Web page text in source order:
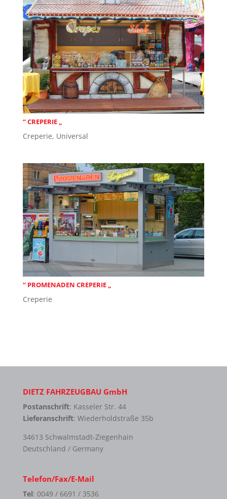
“ CREPERIE „
Creperie, Universal
“ PROMENADEN CREPERIE „
Creperie
DIETZ FAHRZEUGBAU GmbH
Postanschrift: Kasseler Str. 44
Lieferanschrift: Wiederholdstraße 35b
34613 Schwalmstadt-Ziegenhain
Deutschland / Germany
Telefon/Fax/E-Mail
Tel: 0049 / 6691 / 3536